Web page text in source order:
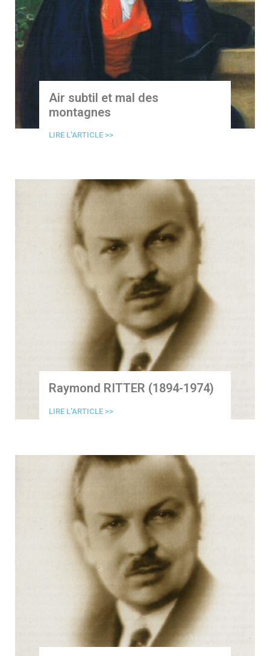
Air subtil et mal des
montagnes
LIRE L'ARTICLE >>
Raymond RITTER (1894-1974)
LIRE L'ARTICLE >>